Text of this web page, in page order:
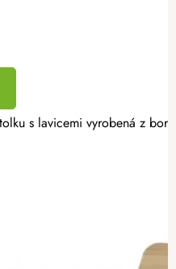
s lavicemi vyrobená z